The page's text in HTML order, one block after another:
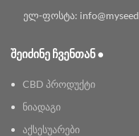
ელ-ფოსტა:
ᲨᲔᲘᲫᲘᲜᲔ ᲩᲕᲔᲜᲗᲐᲜ •
CBD პროდუქტი
ნიადაგი
აქსესუარები